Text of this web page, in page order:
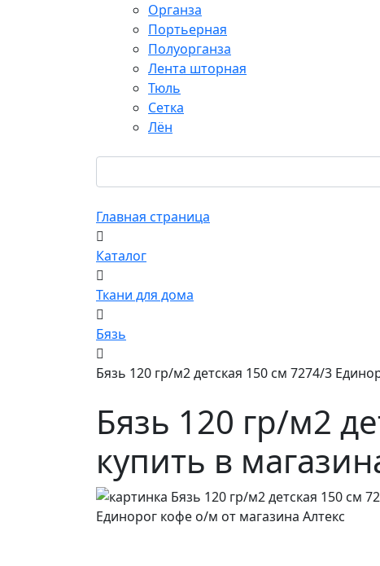
Органза
Портьерная
Полуорганза
Лента шторная
Тюль
Сетка
Лён
Главная страница
Каталог
Ткани для дома
Бязь
Бязь 120 гр/м2 детская 150 см 7274/3
Бязь 120 гр/м2
купить в